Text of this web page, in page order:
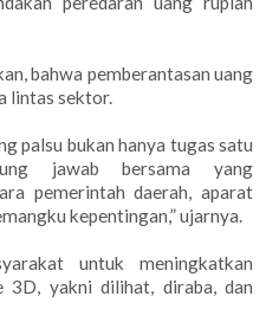
bahwa pemberantasan uang
lintas sektor.
palsu bukan hanya tugas satu
jawab bersama yang
pemerintah daerah, aparat
kepentingan,” ujarnya.
untuk meningkatkan
3D, yakni dilihat, diraba, dan